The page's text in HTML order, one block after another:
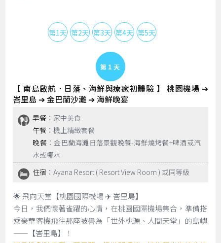
第1天 第2天 第3天 第4天 第5天
Day 1
【 南島啟航．日落、海鮮與療癒初體驗 】 桃園機場 ➔
峇里島 ➔ 金巴蘭沙灘 ➔ 海鮮晚宴
早餐 ：家中美食
午餐 ：機上精緻套餐
晚餐 ：金巴蘭海灘日落景觀晚餐-海鮮燒烤餐+啤酒或汽
水或椰水
住宿 ：Ayana Resort ( Resort View Room ) 或同等級
🌟 飛向天堂【桃園國際機場 ✈️ 峇里島】
今日，我們懷著雀躍的心情，在桃園國際機場集合，準備搭
乘豪華客機飛往那座被譽為「世外桃源、人間天堂」的島嶼
——【峇里島】！